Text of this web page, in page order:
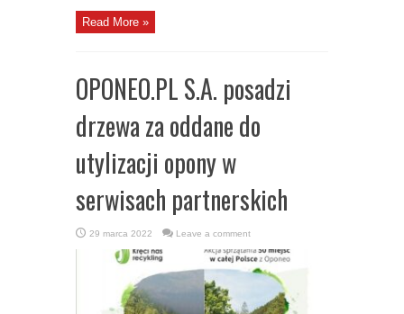
Read More »
OPONEO.PL S.A. posadzi
drzewa za oddane do
utylizacji opony w
serwisach partnerskich
29 marca 2022 Leave a comment